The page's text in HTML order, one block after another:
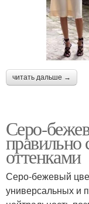
читать дальше →
Серо-
правильно
оттенками
Серо-бежевый
универсальных и